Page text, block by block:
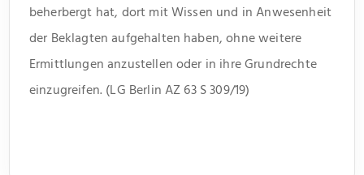
beherbergt hat, dort mit Wissen und in Anwesenheit
der Beklagten aufgehalten haben, ohne weitere
Ermittlungen anzustellen oder in ihre Grundrechte
einzugreifen. (LG Berlin AZ 63 S 309/19)